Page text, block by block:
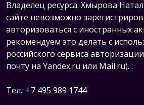
Владелец ресурса: Хмырова
сайте невозможно
авторизоваться с иностранных
рекомендуем это делать с
российского сервиса
почту на Yandex.ru или Mail.ru). :
Тел.: +7 495 989 1744